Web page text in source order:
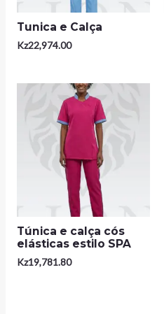
Tunica e Calça
Kz22,974.00
Túnica e calça cós
elásticas estilo SPA
Kz19,781.80